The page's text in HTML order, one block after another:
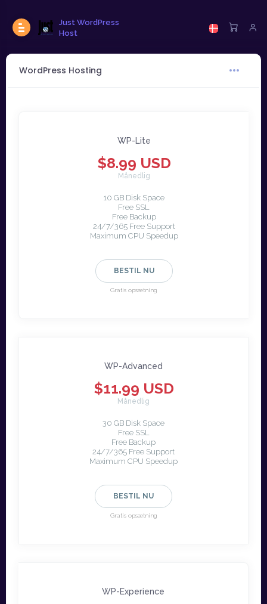
Just WordPress
Host
WordPress Hosting
WP-Lite
$8.99 USD
Månedlig
10 GB Disk Space
Free SSL
Free Backup
24/7/365 Free Support
Maximum CPU Speedup
BESTIL NU
Gratis opsætning
WP-Advanced
$11.99 USD
Månedlig
30 GB Disk Space
Free SSL
Free Backup
24/7/365 Free Support
Maximum CPU Speedup
BESTIL NU
Gratis opsætning
WP-Experience